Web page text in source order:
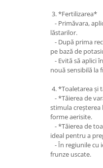
3. *Fertilizarea*
- Primăvara,
lăstarilor.
- După prima
pe bază de
- Evită să aplici
nouă sensibilă la
4. *Toaletarea și
- *Tăierea de
stimula creșterea
forme aerisite.
- *Tăierea de
ideal pentru a
- În regiunile cu
frunze uscate.